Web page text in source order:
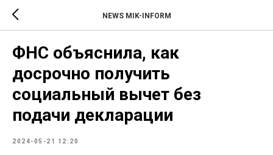
NEWS MIK-INFORM
ФНС объяснила, как
досрочно получить
социальный вычет без
подачи декларации
2024-05-21 12:20